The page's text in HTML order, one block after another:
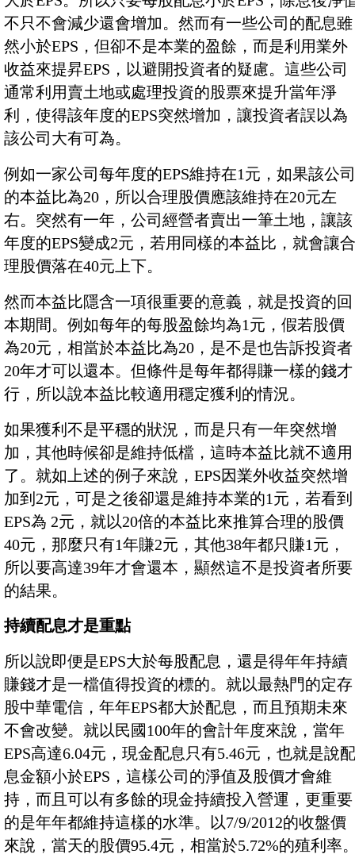
不只不會減少還會增加。然而有一些公司的配息雖
然小於EPS，但卻不是本業的盈餘，而是利用業外
收益來提昇EPS，以避開投資者的疑慮。這些公司
通常利用賣土地或處理投資的股票來提升當年淨
利，使得該年度的EPS突然增加，讓投資者誤以為
該公司大有可為。
例如一家公司每年度的EPS維持在1元，如果該公司
的本益比為20，所以合理股價應該維持在20元左
右。突然有一年，公司經營者賣出一筆土地，讓該
年度的EPS變成2元，若用同樣的本益比，就會讓合
理股價落在40元上下。
然而本益比隱含一項很重要的意義，就是投資的回
本期間。例如每年的每股盈餘均為1元，假若股價
為20元，相當於本益比為20，是不是也告訴投資者
20年才可以還本。但條件是每年都得賺一樣的錢才
行，所以說本益比較適用穩定獲利的情況。
如果獲利不是平穩的狀況，而是只有一年突然增
加，其他時候卻是維持低檔，這時本益比就不適用
了。就如上述的例子來說，EPS因業外收益突然增
加到2元，可是之後卻還是維持本業的1元，若看到
EPS為 2元，就以20倍的本益比來推算合理的股價
40元，那麼只有1年賺2元，其他38年都只賺1元，
所以要高達39年才會還本，顯然這不是投資者所要
的結果。
持續配息才是重點
所以說即便是EPS大於每股配息，還是得年年持續
賺錢才是一檔值得投資的標的。就以最熱門的定存
股中華電信，年年EPS都大於配息，而且預期未來
不會改變。就以民國100年的會計年度來說，當年
EPS高達6.04元，現金配息只有5.46元，也就是說配
息金額小於EPS，這樣公司的淨值及股價才會維
持，而且可以有多餘的現金持續投入營運，更重要
的是年年都維持這樣的水準。以7/9/2012的收盤價
來說，當天的股價95.4元，相當於5.72%的殖利率